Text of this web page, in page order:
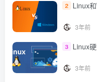
2 Linux
3年前
3 Linux
3年前